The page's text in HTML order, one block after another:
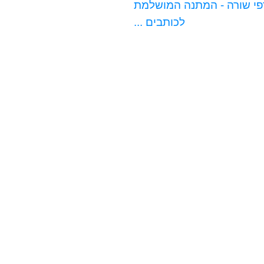
9*14 ס"מ | כ-70 דפי שורה - המתנה המושלמת
לכותבים ...